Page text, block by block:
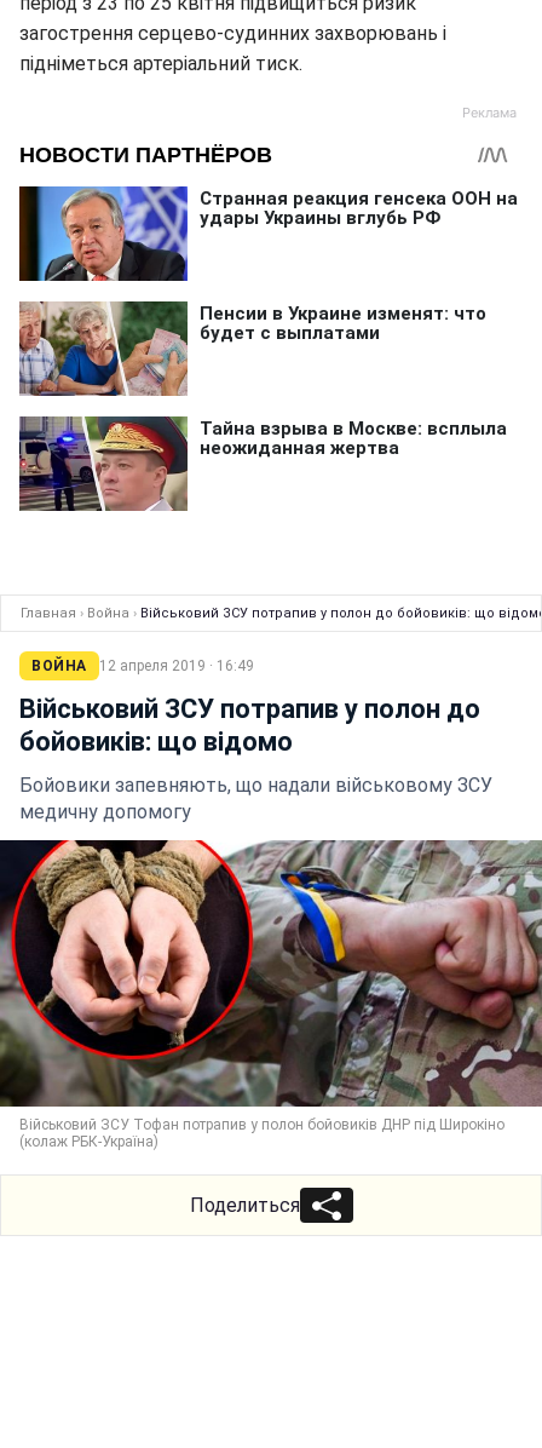
загострення серцево-судинних захворювань і
підніметься артеріальний тиск.
Главная › Война › Військовий ЗСУ потрапив у полон до бойовиків: що
ВОЙНА 12 апреля 2019 · 16:49
Військовий ЗСУ потрапив у полон до
бойовиків: що відомо
Бойовики запевняють, що надали військовому ЗСУ
медичну допомогу
Військовий ЗСУ Тофан потрапив у полон бойовиків ДНР під Широкіно
(колаж РБК-Україна)
Поделиться